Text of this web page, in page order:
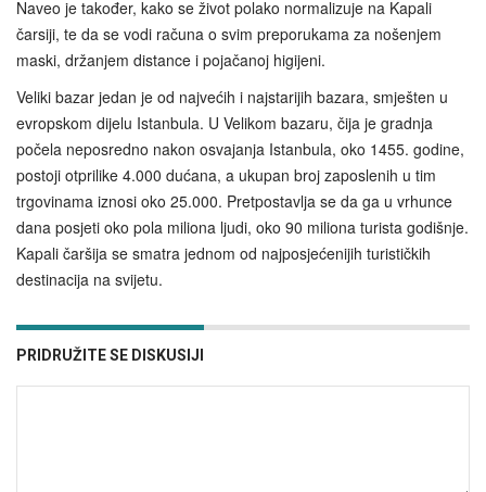
Naveo je također, kako se život polako normalizuje na Kapali
čarsiji, te da se vodi računa o svim preporukama za nošenjem
maski, držanjem distance i pojačanoj higijeni.
Veliki bazar jedan je od najvećih i najstarijih bazara, smješten u
evropskom dijelu Istanbula. U Velikom bazaru, čija je gradnja
počela neposredno nakon osvajanja Istanbula, oko 1455. godine,
postoji otprilike 4.000 dućana, a ukupan broj zaposlenih u tim
trgovinama iznosi oko 25.000. Pretpostavlja se da ga u vrhunce
dana posjeti oko pola miliona ljudi, oko 90 miliona turista godišnje.
Kapali čaršija se smatra jednom od najposjećenijih turističkih
destinacija na svijetu.
PRIDRUŽITE SE DISKUSIJI